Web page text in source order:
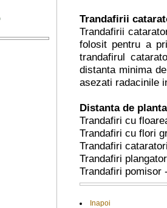
Trandafirii
Trandafirii
folosit pentru a
trandafirul
distanta minima
asezati radacinile
Distanta de
Trandafiri cu
Trandafiri cu flori
Trandafiri
Trandafiri
Trandafiri pomisor
Inapoi